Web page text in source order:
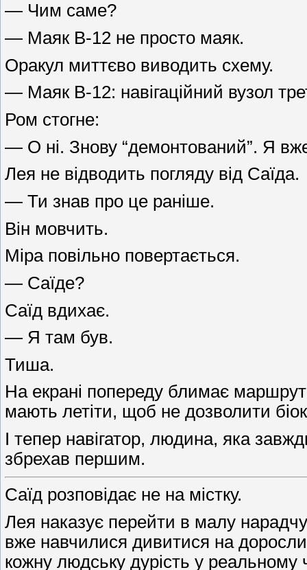
— Чим саме?
— Маяк В-12 не просто маяк.
Оракул миттєво виводить схему.
— Маяк В-12: навігаційний вузол
Ром стогне:
— О ні. Знову “демонтований”. Я
Лея не відводить погляду від Саїда.
— Ти знав про це раніше.
Він мовчить.
Міра повільно повертається.
— Саїде?
Саїд вдихає.
— Я там був.
Тиша.
На екрані попереду блимає
мають летіти, щоб не дозволити
І тепер навігатор, людина, яка
збрехав першим.
Саїд розповідає не на містку.
Лея наказує перейти в малу нарадчу
вже навчилися дивитися на
кожну людську дурість у реальному